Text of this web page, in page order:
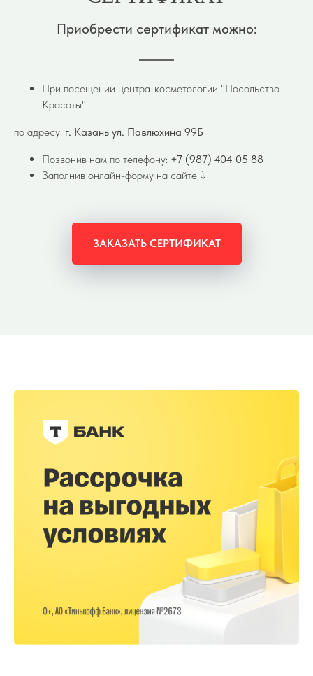
Приобрести сертификат можно:
При посещении центра-косметологии "Посольство
Красоты"
по адресу: г. Казань ул. Павлюхина 99Б
Позвонив нам по телефону: +7 (987) 404 05 88
Заполнив онлайн-форму на сайте ⤵️
ЗАКАЗАТЬ СЕРТИФИКАТ